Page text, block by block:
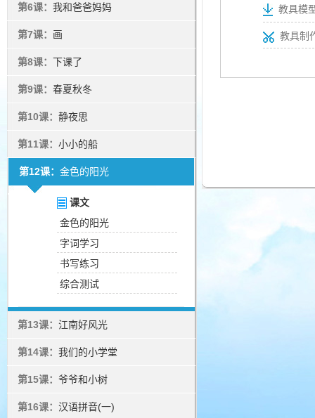
第6课： 我和爸爸妈妈
第7课： 画
第8课： 下课了
第9课： 春夏秋冬
第10课： 静夜思
第11课： 小小的船
第12课： 金色的阳光
课文
金色的阳光
字词学习
书写练习
综合测试
第13课： 江南好风光
第14课： 我们的小学堂
第15课： 爷爷和小树
第16课： 汉语拼音(一)
教具模
教具制